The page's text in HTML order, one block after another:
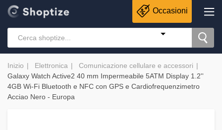
Occasioni
Inizio Elettronica
Comunicazione cellulare e accessori
Galaxy Watch Active2 40 mm Impermeabile 5ATM Display 1.2''
4GB Wi-Fi Bluetooth e NFC con GPS e Cardiofrequenzimetro
Acciao Nero - Europa